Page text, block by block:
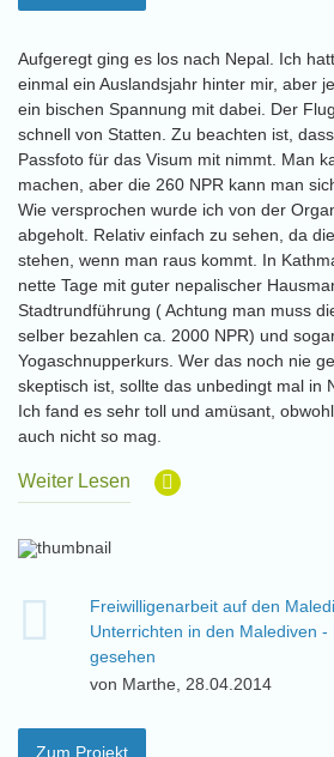
Aufgeregt ging es los nach Nepal. Ich
einmal ein Auslandsjahr hinter mir, aber
ein bischen Spannung mit dabei. Der
schnell von Statten. Zu beachten ist,
Passfoto für das Visum mit nimmt. Man
machen, aber die 260 NPR kann man
Wie versprochen wurde ich von der
abgeholt. Relativ einfach zu sehen, da
stehen, wenn man raus kommt. In
nette Tage mit guter nepalischer
Stadtrundführung ( Achtung man muss
selber bezahlen ca. 2000 NPR) und
Yogaschnupperkurs. Wer das noch nie
skeptisch ist, sollte das unbedingt mal in
Ich fand es sehr toll und amüsant,
auch nicht so mag.
Weiter Lesen
Freiwilligenarbeit auf den
Unterrichten in den Malediven
gesehen
von Marthe, 28.04.2014
Zum Projekt